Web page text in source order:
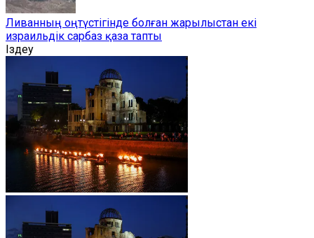
Ливанның оңтүстігінде болған жарылыстан екі
израильдік сарбаз қаза тапты
Іздеу